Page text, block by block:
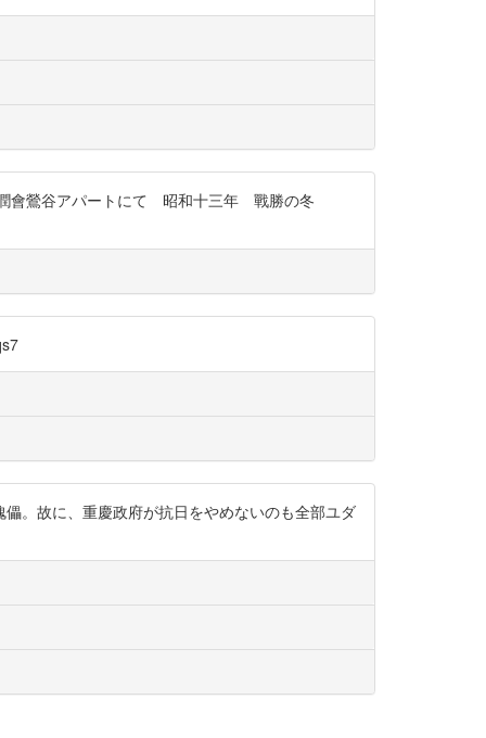
潤會鶯谷アパートにて 昭和十三年 戰勝の冬
。故に、重慶政府が抗日をやめないのも全部ユダ